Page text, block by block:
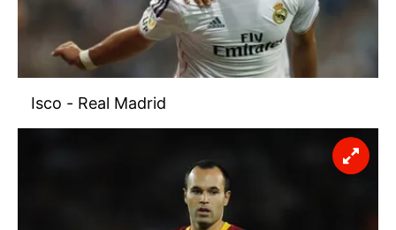
Isco - Real Madrid